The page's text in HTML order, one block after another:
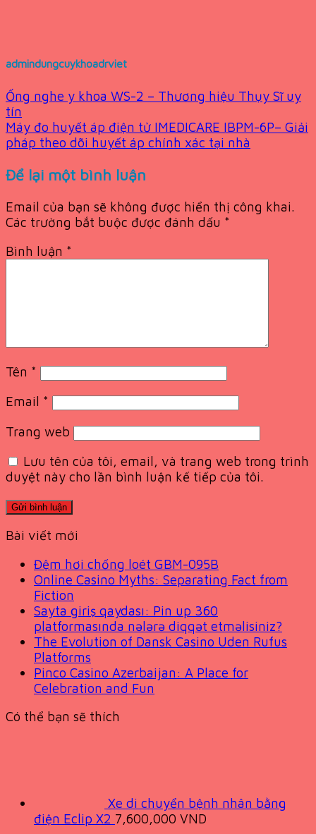
admindungcuykhoadrviet
Ống nghe y khoa WS-2 – Thương hiệu Thụy Sĩ uy
tín
Máy đo huyết áp điện tử IMEDICARE IBPM-6P– Giải
pháp theo dõi huyết áp chính xác tại nhà
Để lại một bình luận
Email của bạn sẽ không được hiển thị công khai.
Các trường bắt buộc được đánh dấu *
Bình luận *
Tên *
Email *
Trang web
Lưu tên của tôi, email, và trang web trong trình
duyệt này cho lần bình luận kế tiếp của tôi.
Bài viết mới
Đệm hơi chống loét GBM-095B
Online Casino Myths: Separating Fact from
Fiction
Sayta giriş qaydası: Pin up 360
platformasında nələrə diqqət etməlisiniz?
The Evolution of Dansk Casino Uden Rufus
Platforms
Pinco Casino Azerbaijan: A Place for
Celebration and Fun
Có thể bạn sẽ thích
Xe di chuyển bệnh nhân bằng
điện Eclip X2 7,600,000 VND